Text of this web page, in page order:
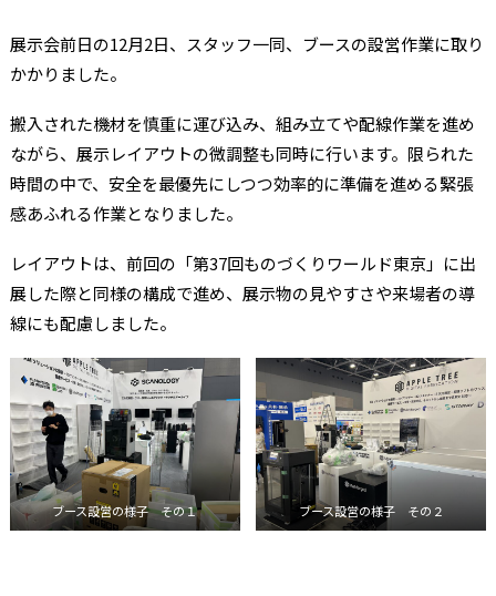
展示会前日の12月2日、スタッフ一同、ブースの設営作業に取り
かかりました。
搬入された機材を慎重に運び込み、組み立てや配線作業を進め
ながら、展示レイアウトの微調整も同時に行います。限られた
時間の中で、安全を最優先にしつつ効率的に準備を進める緊張
感あふれる作業となりました。
レイアウトは、前回の「第37回ものづくりワールド東京」に出
展した際と同様の構成で進め、展示物の見やすさや来場者の導
線にも配慮しました。
ブース設営の様子 その１ ブース設営の様子 その２